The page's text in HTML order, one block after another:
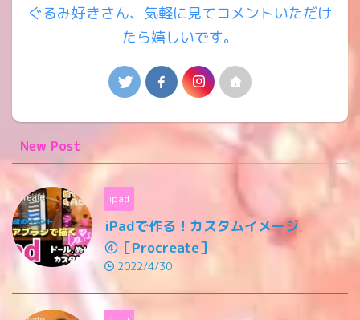
ぐるみ好きさん、気軽に見てコメントいただけ
たら嬉しいです。
New Post
ipad
iPadで作る！カスタムイメージ
④［Procreate］
2022/4/30